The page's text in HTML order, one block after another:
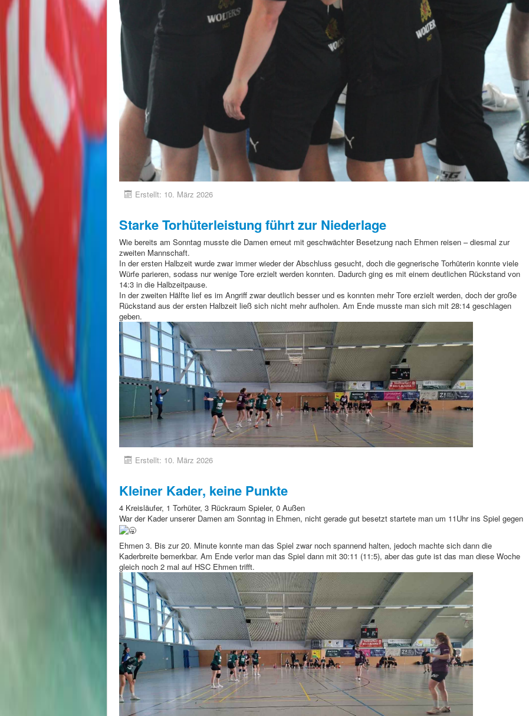
Erstellt: 10. März 2026
Starke Torhüterleistung führt zur Niederlage
Wie bereits am Sonntag musste die Damen erneut mit geschwächter Besetzung nach Ehmen reisen – diesmal zur
zweiten Mannschaft.
In der ersten Halbzeit wurde zwar immer wieder der Abschluss gesucht, doch die gegnerische Torhüterin konnte viele
Würfe parieren, sodass nur wenige Tore erzielt werden konnten. Dadurch ging es mit einem deutlichen Rückstand von
14:3 in die Halbzeitpause.
In der zweiten Hälfte lief es im Angriff zwar deutlich besser und es konnten mehr Tore erzielt werden, doch der große
Rückstand aus der ersten Halbzeit ließ sich nicht mehr aufholen. Am Ende musste man sich mit 28:14 geschlagen
geben.
Erstellt: 10. März 2026
Kleiner Kader, keine Punkte
4 Kreisläufer, 1 Torhüter, 3 Rückraum Spieler, 0 Außen
War der Kader unserer Damen am Sonntag in Ehmen, nicht gerade gut besetzt startete man um 11Uhrins Spiel gegen
Ehmen 3. Bis zur 20. Minute konnte man das Spiel zwar noch spannend halten, jedoch machte sich dann die
Kaderbreite bemerkbar. Am Ende verlor man das Spiel dann mit 30:11 (11:5), aber das gute ist das man diese Woche
gleich noch 2 mal auf HSC Ehmen trifft.